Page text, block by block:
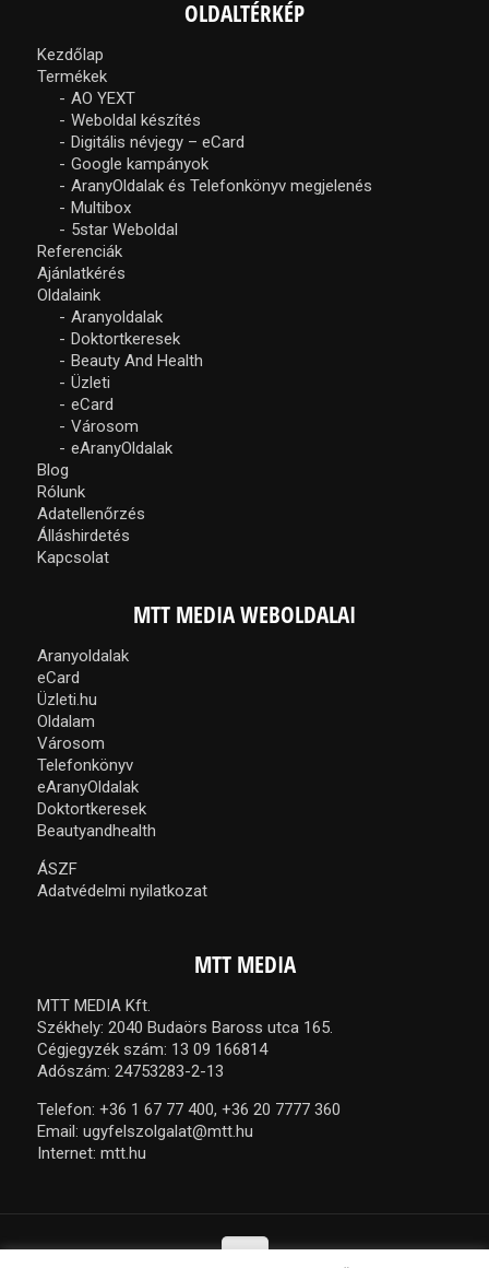
OLDALTÉRKÉP
Kezdőlap
Termékek
AO YEXT
Weboldal készítés
Digitális névjegy – eCard
Google kampányok
AranyOldalak és Telefonkönyv megjelenés
Multibox
5star Weboldal
Referenciák
Ajánlatkérés
Oldalaink
Aranyoldalak
Doktortkeresek
Beauty And Health
Üzleti
eCard
Városom
eAranyOldalak
Blog
Rólunk
Adatellenőrzés
Álláshirdetés
Kapcsolat
MTT MEDIA WEBOLDALAI
Aranyoldalak
eCard
Üzleti.hu
Oldalam
Városom
Telefonkönyv
eAranyOldalak
Doktortkeresek
Beautyandhealth
ÁSZF
Adatvédelmi nyilatkozat
MTT MEDIA
MTT MEDIA Kft.
Székhely: 2040 Budaörs Baross utca 165.
Cégjegyzék szám: 13 09 166814
Adószám: 24753283-2-13
Telefon: +36 1 67 77 400, +36 20 7777 360
Email: ugyfelszolgalat@mtt.hu
Internet: mtt.hu